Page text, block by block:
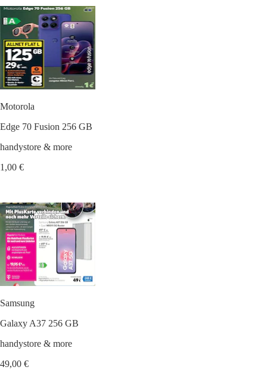
Motorola
Edge 70 Fusion 256 GB
handystore & more
1,00 €
Samsung
Galaxy A37 256 GB
handystore & more
49,00 €